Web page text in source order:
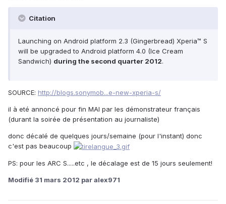
Citation
Launching on Android platform 2.3 (Gingerbread) Xperia™ S
will be upgraded to Android platform 4.0 (Ice Cream
Sandwich) during the second quarter 2012.
SOURCE: http://blogs.sonymob...e-new-xperia-s/
il à eté annoncé pour fin MAI par les démonstrateur français
(durant la soirée de présentation au journaliste)
donc décalé de quelques jours/semaine (pour l'instant) donc
c'est pas beaucoup
PS: pour les ARC S.....etc , le décalage est de 15 jours seulement!
Modifié 31 mars 2012 par alex971